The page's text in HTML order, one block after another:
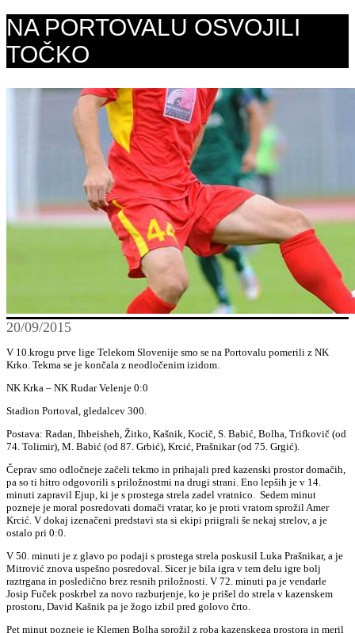
NA PORTOVALU OSVOJILI
TOČKO
20/09/2015
V 10.krogu prve lige Telekom Slovenije smo se na Portovalu pomerili z NK
Krko. Tekma se je končala z neodločenim izidom.
NK Krka – NK Rudar Velenje 0:0
Stadion Portoval, gledalcev 300.
Postava: Radan, Ihbeisheh, Žitko, Kašnik, Kocič, S. Babić, Bolha, Trifkovič (od
74. Tolimir), M. Babić (od 87. Grbić), Krcić, Prašnikar (od 75. Grgić).
Čeprav smo odločneje začeli tekmo in prihajali pred kazenski prostor domačih,
pa so ti hitro odgovorili s priložnostmi na drugi strani. Eno lepših je v 14.
minuti zapravil Ejup, ki je s prostega strela zadel vratnico. Sedem minut
pozneje je moral posredovati domači vratar, ko je proti vratom sprožil Amer
Krcić. V dokaj izenačeni predstavi sta si ekipi priigrali še nekaj strelov, a je
ostalo pri 0:0.
V 50. minuti je z glavo po podaji s prostega strela poskusil Luka Prašnikar, a je
Mitrović znova uspešno posredoval. Sicer je bila igra v tem delu igre bolj
raztrgana in posledično brez resnih priložnosti. V 72. minuti pa je vendarle
Josip Fuček poskrbel za novo razburjenje, ko je prišel do strela v kazenskem
prostoru, David Kašnik pa je žogo izbil pred golovo črto.
Pet minut pozneje je Klemen Bolha sprožil z roba kazenskega prostora in meril